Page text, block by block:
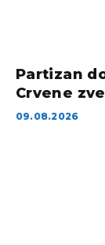
Partizan
Crvene
09.08.2026